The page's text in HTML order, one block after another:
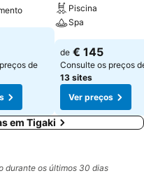
de
Piscina
Spa
de € 145
Consulte os preços
13 sites
Ver preços
em Tigaki
durante os últimos 30 dias